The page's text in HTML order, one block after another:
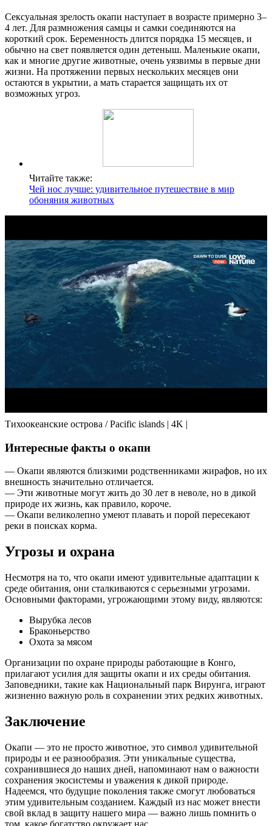
Сексуальная зрелость окапи наступает в возрасте примерно 3–
4 лет. Для размножения самцы и самки соединяются на
короткий срок. Беременность длится порядка 15 месяцев, и
обычно на свет появляется один детеныш. Маленькие окапи,
как и многие другие животные, очень уязвимы в первые дни
жизни. На протяжении первых нескольких месяцев они
остаются в укрытии, а мать старается защищать их от
возможных угроз.
Читайте также:
Чей нос лучше: удивительное путешествие в мир
обоняния животных
Тихоокеанские острова / Pacific islands | 4K |
Интересные факты о окапи
— Окапи являются близкими родственниками жирафов, но их
внешность значительно отличается.
— Эти животные могут жить до 30 лет в неволе, но в дикой
природе их жизнь, как правило, короче.
— Окапи великолепно умеют плавать и порой пересекают
реки в поисках корма.
Угрозы и охрана
Несмотря на то, что окапи имеют удивительные адаптации к
среде обитания, они сталкиваются с серьезными угрозами.
Основными факторами, угрожающими этому виду, являются:
Вырубка лесов
Браконьерство
Охота за мясом
Организации по охране природы работающие в Конго,
прилагают усилия для защиты окапи и их среды обитания.
Заповедники, такие как Национальный парк Вирунга, играют
жизненно важную роль в сохранении этих редких животных.
Заключение
Окапи — это не просто животное, это символ удивительной
природы и ее разнообразия. Эти уникальные существа,
сохранившиеся до наших дней, напоминают нам о важности
сохранения экосистемы и уважения к дикой природе.
Надеемся, что будущие поколения также смогут любоваться
этим удивительным созданием. Каждый из нас может внести
свой вклад в защиту нашего мира — важно лишь помнить о
том, какое богатство окружает нас.